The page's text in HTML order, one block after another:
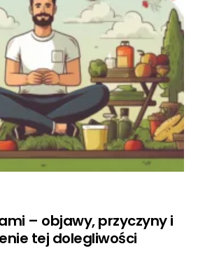
– objawy, przyczyny i
tej dolegliwości